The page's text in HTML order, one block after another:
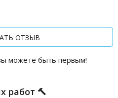
ОТЗЫВ
можете быть первым!
работ 🔨